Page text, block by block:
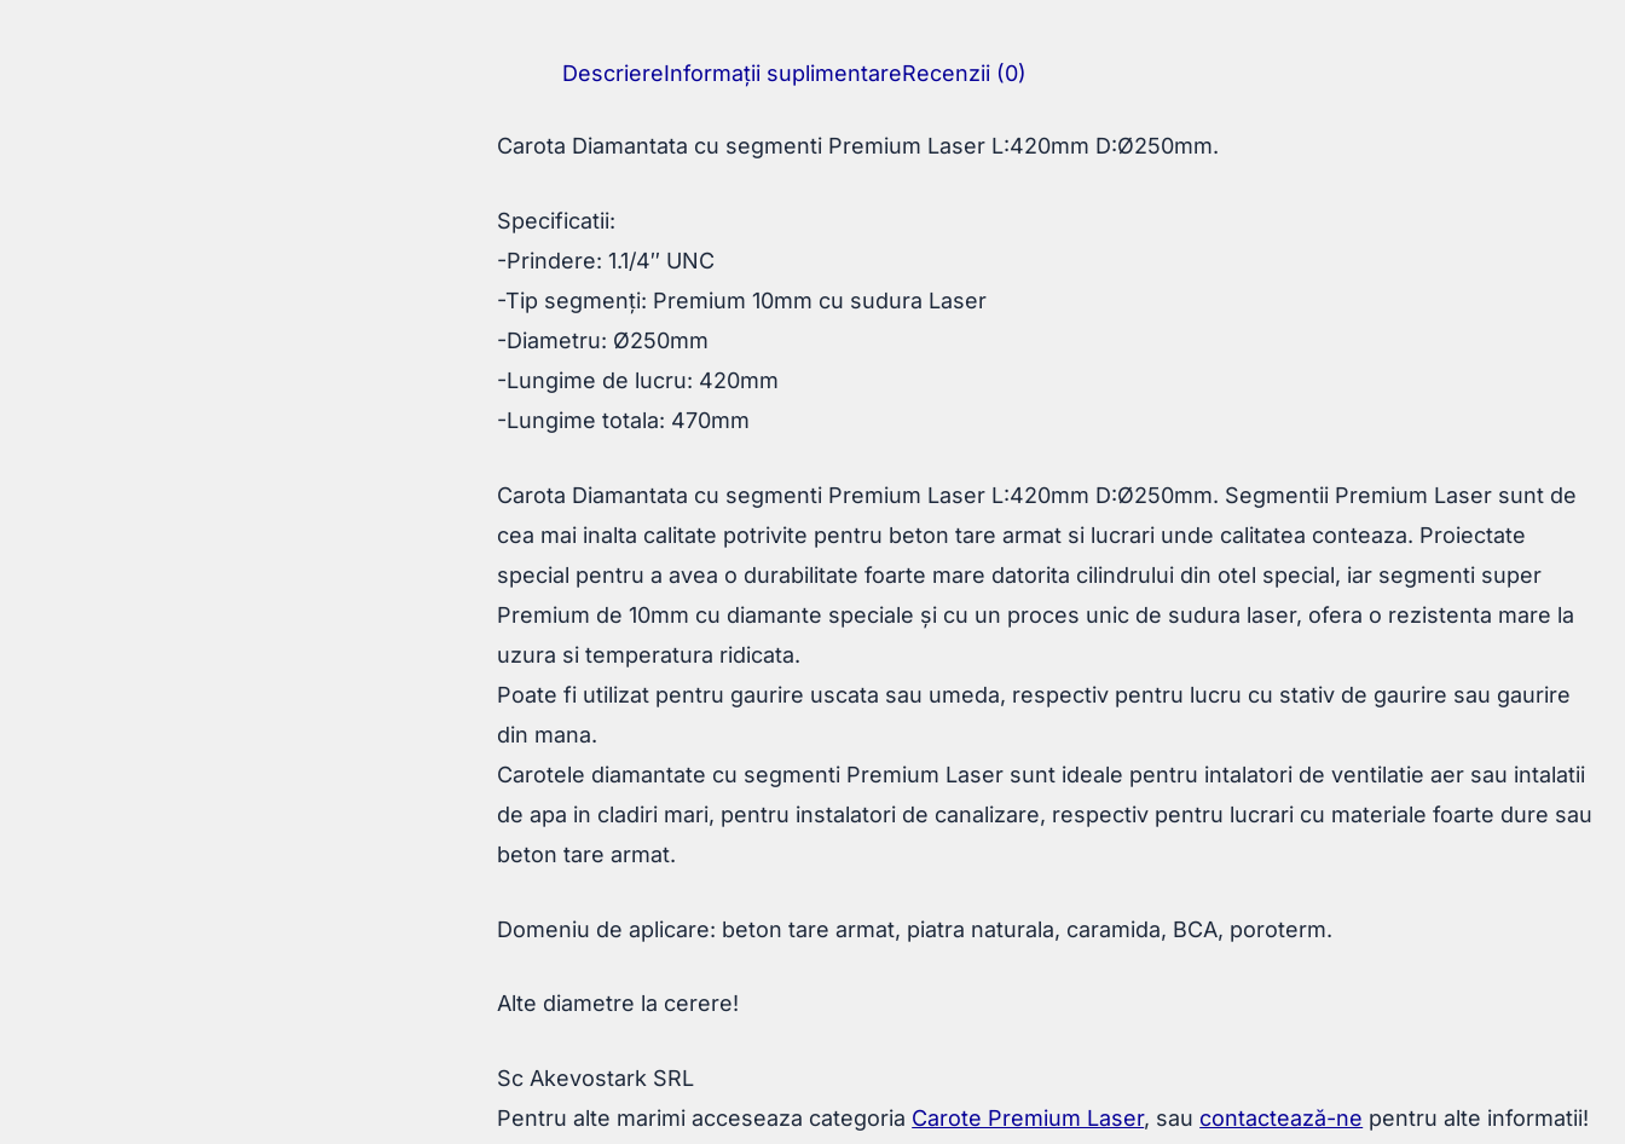
DescriereInformații suplimentareRecenzii (0)
Carota Diamantata cu segmenti Premium Laser L:420mm D:Ø250mm.
Specificatii:
-Prindere: 1.1/4″ UNC
-Tip segmenți: Premium 10mm cu sudura Laser
-Diametru: Ø250mm
-Lungime de lucru: 420mm
-Lungime totala: 470mm
Carota Diamantata cu segmenti Premium Laser L:420mm D:Ø250mm. Segmentii Premium Laser sunt de
cea mai inalta calitate potrivite pentru beton tare armat si lucrari unde calitatea conteaza. Proiectate
special pentru a avea o durabilitate foarte mare datorita cilindrului din otel special, iar segmenti super
Premium de 10mm cu diamante speciale și cu un proces unic de sudura laser, ofera o rezistenta mare la
uzura si temperatura ridicata.
Poate fi utilizat pentru gaurire uscata sau umeda, respectiv pentru lucru cu stativ de gaurire sau gaurire
din mana.
Carotele diamantate cu segmenti Premium Laser sunt ideale pentru intalatori de ventilatie aer sau intalatii
de apa in cladiri mari, pentru instalatori de canalizare, respectiv pentru lucrari cu materiale foarte dure sau
beton tare armat.
Domeniu de aplicare: beton tare armat, piatra naturala, caramida, BCA, poroterm.
Alte diametre la cerere!
Sc Akevostark SRL
Pentru alte marimi acceseaza categoria Carote Premium Laser, sau contactează-ne pentru alte informatii!